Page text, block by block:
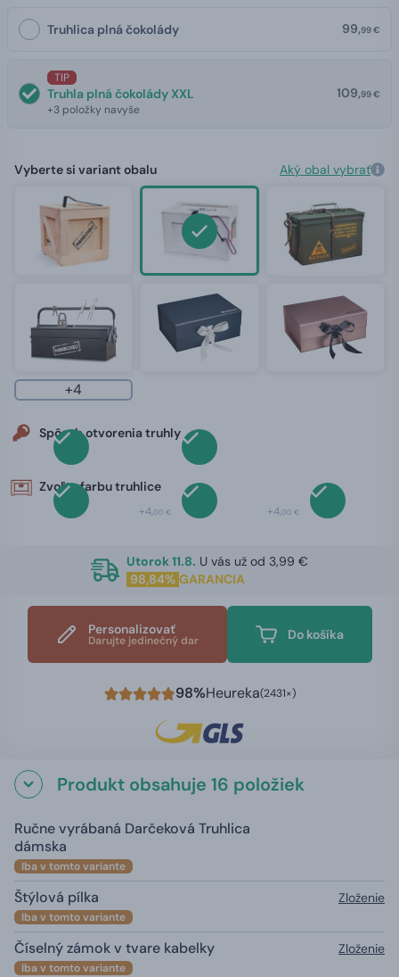
Truhlica plná čokolády 99,99 €
TIP
Truhla plná čokolády XXL
+3 položky navyše
109,99 €
Vyberte si variant obalu Aký obal vybrať
+4
Spôsob otvorenia truhly
Zvoľte farbu truhlice
+4,00 € +4,00 €
Utorok 11.8. U vás už od 3,99 €
98,84% GARANCIA
Personalizovať
Darujte jedinečný dar Do košíka
98%Heureka(2431×)
Produkt obsahuje 16 položiek
Ručne vyrábaná Darčeková Truhlica
dámska
Iba v tomto variante
Štýlová pílka
Iba v tomto variante
Zloženie
Číselný zámok v tvare kabelky
Iba v tomto variante
Zloženie